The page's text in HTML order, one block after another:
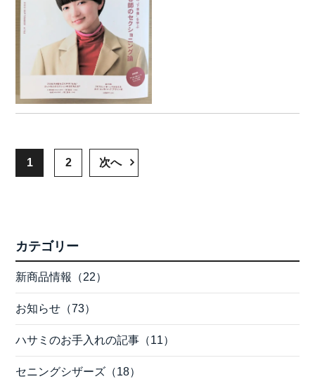
1 2 次へ
カテゴリー
新商品情報（22）
お知らせ（73）
ハサミのお手入れの記事（11）
セニングシザーズ（18）